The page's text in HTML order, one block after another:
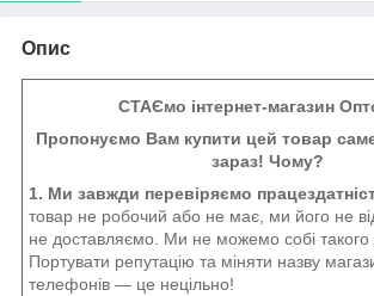
Опис
СТАЄмо інтернет-магазин
Пропонуємо Вам купити цей товар
зараз! Чому?
1. Ми завжди перевіряємо
товар не робочий або не має, ми його не
не доставляємо. Ми не можемо собі такого
Портувати репутацію та міняти назву
телефонів — це нецільно!